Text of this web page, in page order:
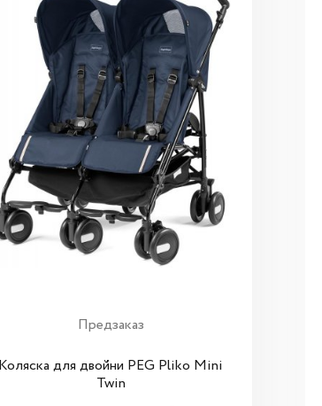
Предзаказ
Коляска для двойни PEG Pliko Mini
Twin